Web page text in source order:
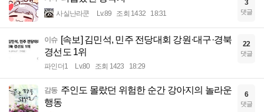
사실난라쿤 Lv.89 조회 1432 18:31
3
댓글
이슈 [속보] 김민석, 민주 전당대회 강원·대구·경북
경선도 1위
파인더1 Lv.80 조회 1423 18:29
22
댓글
감동 주인도 몰랐던 위험한 순간 강아지의 놀라운
행동
6
댓글